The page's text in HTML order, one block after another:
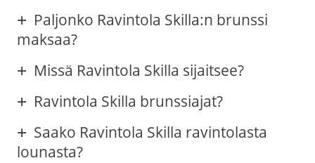
Paljonko Ravintola Skilla:n brunssi
maksaa?
Missä Ravintola Skilla sijaitsee?
Ravintola Skilla brunssiajat?
Saako Ravintola Skilla ravintolasta
lounasta?